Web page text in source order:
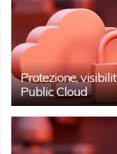
Protezione,
Public Cloud